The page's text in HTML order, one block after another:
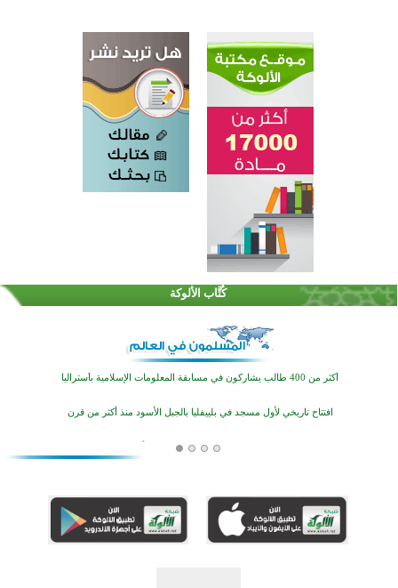
كُتَّاب الألوكة
تيسليتش تختتم برنامجا تعليميا لتعزيز القيم وبناء الشخصية للشباب المسلمين
انطلاق فعاليات "أيام مساجد إستولتس 2026" ببرنامج ديني وثقافي يمتد حتى أغسطس
أكثر من 400 طالب يشاركون في مسابقة المعلومات الإسلامية بأستراليا
افتتاح تاريخي لأول مسجد في بلييفليا بالجبل الأسود منذ أكثر من قرن
منطقة ريبوفسي تحتفل بميلاد مسجد جديد في أجواء إيمانية مميزة
القرآن والتربية في صدارة البرامج الصيفية للمسلمين في بينزا وساراتوف وموردوفيا هذا العام